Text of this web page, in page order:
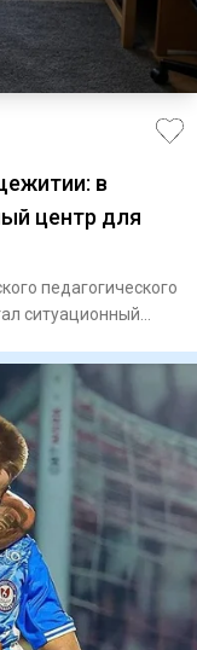
в
центр для
педагогического
ситуационный